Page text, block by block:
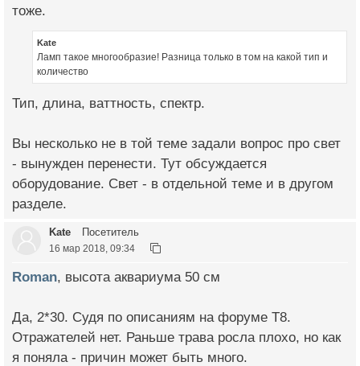
тоже.
Kate
Ламп такое многообразие! Разница только в том на какой тип и
количество
Тип, длина, ваттность, спектр.
Вы несколько не в той теме задали вопрос про свет
- вынужден перенести. Тут обсуждается
оборудование. Свет - в отдельной теме и в другом
разделе.
Kate Посетитель
16 мар 2018, 09:34
Roman, высота аквариума 50 см
Да, 2*30. Судя по описаниям на форуме Т8.
Отражателей нет. Раньше трава росла плохо, но как
я поняла - причин может быть много.